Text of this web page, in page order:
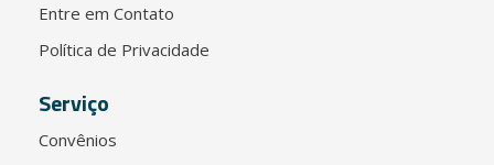
Entre em Contato
Política de Privacidade
Serviço
Convênios